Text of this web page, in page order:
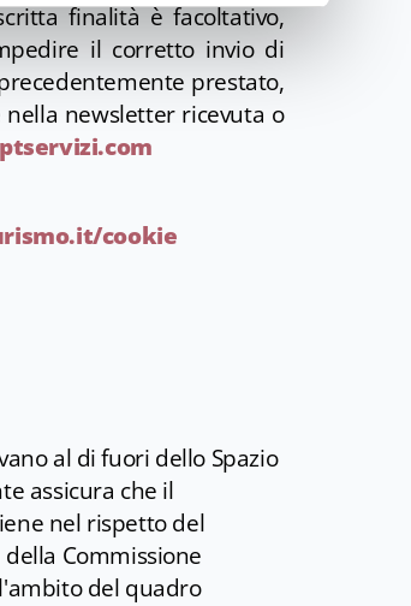
finalità è facoltativo,
il corretto invio di
prestato,
newsletter ricevuta o
cookie
al di fuori dello Spazio
assicura che il
nel rispetto del
Commissione
del quadro